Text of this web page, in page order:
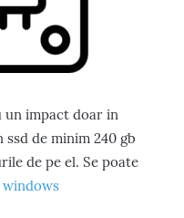
un impact doar in
de minim 240 gb
de pe el. Se poate